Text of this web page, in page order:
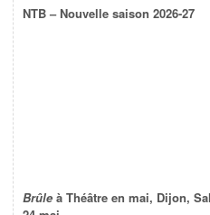
NTB – Nouvelle saison 2026-27
Brûle à Théâtre en mai, Dijon,